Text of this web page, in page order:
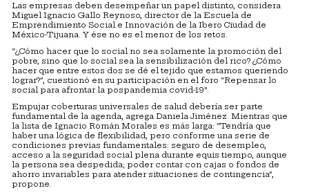
Las empresas deben desempeñar un papel distinto, considera
Miguel Ignacio Gallo Reynoso, director de la Escuela de
Emprendimiento Social e Innovación de la Ibero Ciudad de
México-Tijuana. Y ése no es el menor de los retos.
“¿Cómo hacer que lo social no sea solamente la promoción del
pobre, sino que lo social sea la sensibilización del rico? ¿Cómo
hacer que entre estos dos se dé el tejido que estamos queriendo
lograr?”, cuestionó en su participación en el foro “Repensar lo
social para afrontar la pospandemia covid-19”.
Empujar coberturas universales de salud debería ser parte
fundamental de la agenda, agrega Daniela Jiménez. Mientras que
la lista de Ignacio Román Morales es más larga: “Tendría que
haber una lógica de flexibilidad, pero conforme una serie de
condiciones previas fundamentales: seguro de desempleo,
acceso a la seguridad social plena durante equis tiempo, aunque
la persona sea despedida; poder contar con cajas o fondos de
ahorro invariables para atender situaciones de contingencia”,
propone.